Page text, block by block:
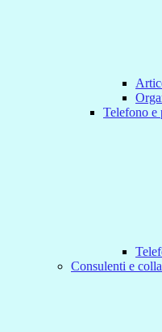
Telefono e
Consulenti e